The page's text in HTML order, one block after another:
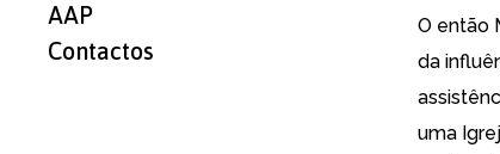
AAP
Contactos
O então
da
uma